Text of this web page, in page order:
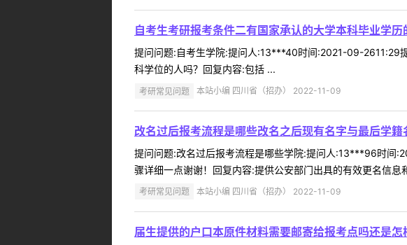
自考生考研报考条件二有国家承认的大学本科毕业学历
提问问题:自考生学院:提问人:13***40时间:2021-09-2611:29
科学位的人吗？回复内容:包括 ...
考研常见问题 本站小编 四川省（招办） 2022-11-09
改名过后报考流程是哪些改名之后现有名字与最后学籍
提问问题:改名过后报考流程是哪些学院:提问人:13***96时间
骤详细一点谢谢！回复内容:提供公安部门出具的有效更名信息
考研常见问题 本站小编 四川省（招办） 2022-11-09
届生提供的户口本原件材料需要邮寄给报考点吗还是怎